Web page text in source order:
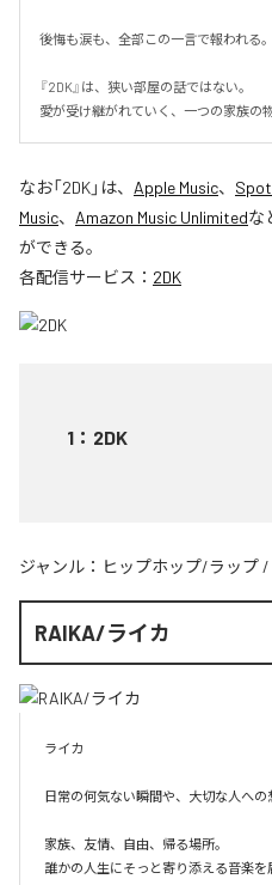
後悔も涙も、全部この一言で報われる。
『2DK』は、狭い部屋の話ではない。
愛が受け継がれていく、一つの家族の物
なお「2DK」は、 Apple Music、
Music、 Amazon Music Unlimitedな
ができる。
各配信サービス： 2DK
1 ： 2DK
ジャンル： ヒップホップ/ラップ /
RAIKA/ライカ
ライカ
日常の何気ない瞬間や、大切な人への
家族、友情、自由、帰る場所。
誰かの人生にそっと寄り添える音楽を